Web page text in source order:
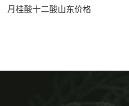
月桂酸十二酸山东价格